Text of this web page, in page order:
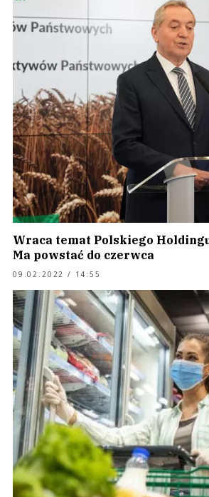
Wraca temat Polskiego
Ma powstać do czerwca
09.02.2022 / 14:55